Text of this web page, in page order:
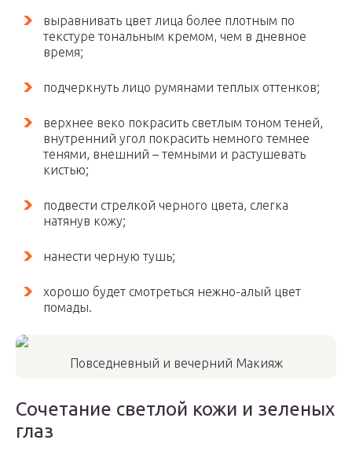
выравнивать цвет лица более плотным по
текстуре тональным кремом, чем в дневное
время;
подчеркнуть лицо румянами теплых оттенков;
верхнее веко покрасить светлым тоном теней,
внутренний угол покрасить немного темнее
тенями, внешний – темными и растушевать
кистью;
подвести стрелкой черного цвета, слегка
натянув кожу;
нанести черную тушь;
хорошо будет смотреться нежно-алый цвет
помады.
Повседневный и вечерний Макияж
Сочетание светлой кожи и зеленых
глаз